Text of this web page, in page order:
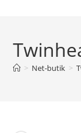
> Net-butik >